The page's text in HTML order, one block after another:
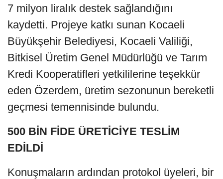
7 milyon liralık destek sağlandığını
kaydetti. Projeye katkı sunan Kocaeli
Büyükşehir Belediyesi, Kocaeli Valiliği,
Bitkisel Üretim Genel Müdürlüğü ve Tarım
Kredi Kooperatifleri yetkililerine teşekkür
eden Özerdem, üretim sezonunun bereketli
geçmesi temennisinde bulundu.
500 BİN FİDE ÜRETİCİYE TESLİM
EDİLDİ
Konuşmaların ardından protokol üyeleri, bir